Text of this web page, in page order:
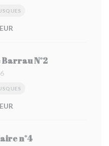
N°2
n°4